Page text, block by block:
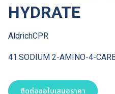
HYDRATE
AldrichCPR
41.SODIUM 2-AMINO-4-
ติดต่อขอใบเสนอราคา